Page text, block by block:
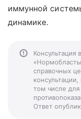
иммунной
динамике.
Консультация
справочных
том числе
Ответ